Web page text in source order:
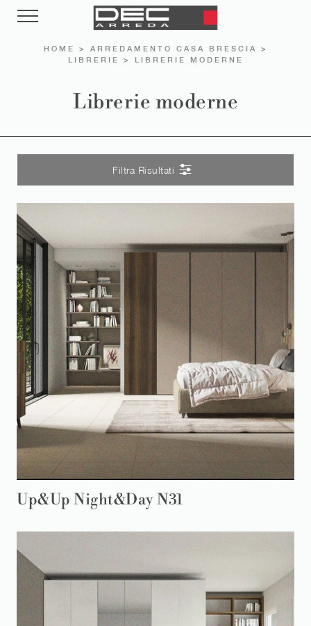
HOME > ARREDAMENTO CASA BRESCIA
>
LIBRERIE
> LIBRERIE MODERNE
Librerie moderne
Filtra Risultati
Up&Up Night&Day N31